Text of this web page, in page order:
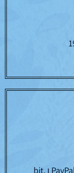
עובדים עם כל כרטיסי האשראי וגם PayPal ו bit,